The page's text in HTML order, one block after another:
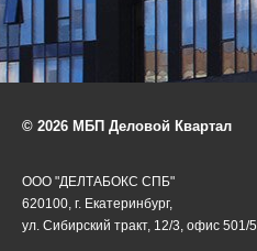
© 2026 МБП Деловой Квартал
ООО "ДЕЛТАБОКС СПБ"
620100, г. Екатеринбург,
ул. Сибирский тракт, 12/3, офис 501/5